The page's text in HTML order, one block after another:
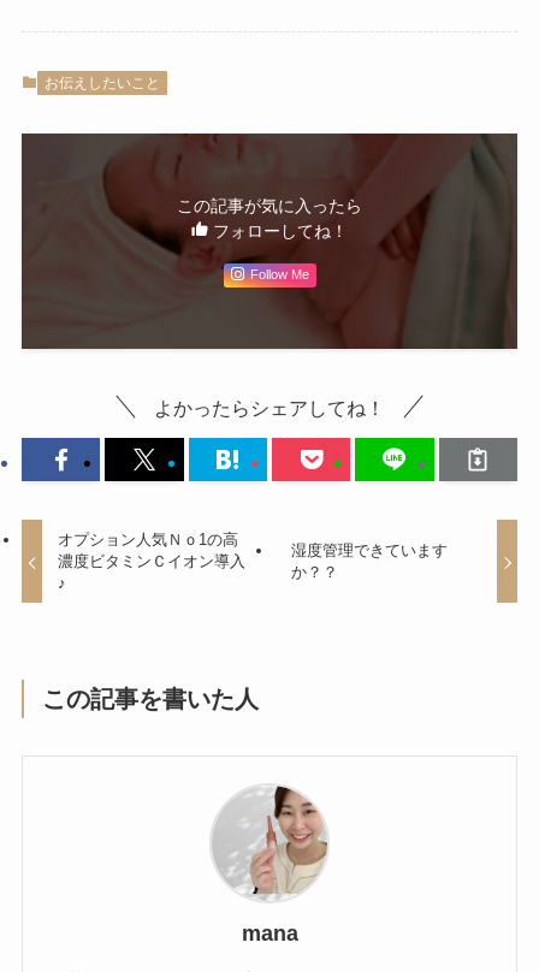
お伝えしたいこと
この記事が気に入ったら
フォローしてね！
Follow Me
よかったらシェアしてね！
オプション人気Ｎｏ1の高
濃度ビタミンＣイオン導入
♪
湿度管理できています
か？？
この記事を書いた人
mana